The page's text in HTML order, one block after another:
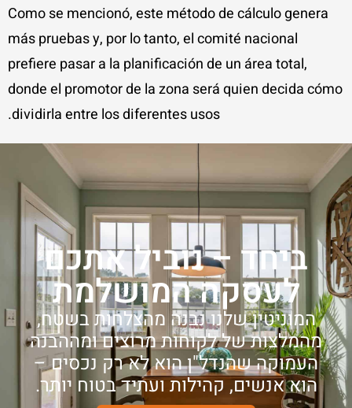
Como se mencionó, este método de cálculo genera
más pruebas y, por lo tanto, el comité nacional
prefiere pasar a la planificación de un área total,
donde el promotor de la zona será quien decida cómo
dividirla entre los diferentes usos.
ביחד – נוביל אתכם
לעסקה המושלמת
המוניטין שלנו נבנה מהצלחות בשטח,
מהמלצות של לקוחות מרוצים ומההבנה
העמוקה שהנדל"ן הוא לא רק נכסים –
הוא אנשים, קהילות ועתיד בטוח יותר.